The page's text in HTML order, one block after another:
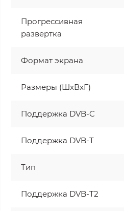
Прогрессивная
развертка
Формат экрана
Размеры (ШxВxГ)
Поддержка DVB-C
Поддержка DVB-T
Тип
Поддержка DVB-T2